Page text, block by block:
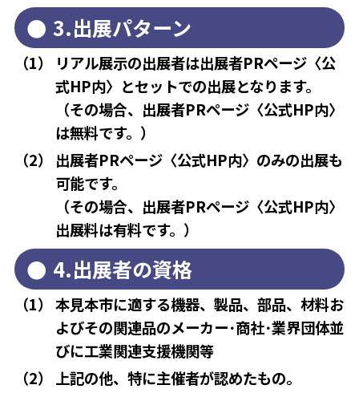
3.出展パターン
リアル展示の出展者は出展者PRページ〈公
式HP内〉とセットでの出展となります。
（その場合、出展者PRページ〈公式HP内〉
は無料です。）
出展者PRページ〈公式HP内〉のみの出展も
可能です。
（その場合、出展者PRページ〈公式HP内〉
出展料は有料です。）
4.出展者の資格
本見本市に適する機器、製品、部品、材料お
よびその関連品のメーカー･商社･業界団体並
びに工業関連支援機関等
上記の他、特に主催者が認めたもの。